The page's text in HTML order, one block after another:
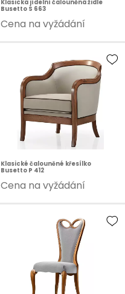
Klasická jídelní čalouněná židle
Busetto S 663
Cena na vyžádání
Klasické čalouněné křesílko
Busetto P 412
Cena na vyžádání